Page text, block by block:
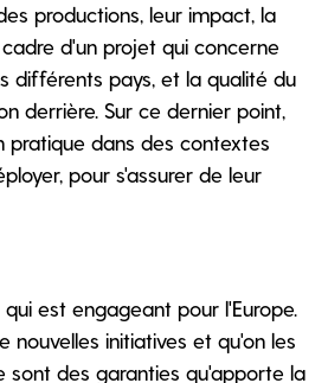
productions, leur impact, la
d'un projet qui concerne
différents pays, et la qualité du
derrière. Sur ce dernier point,
pratique dans des contextes
pour s'assurer de leur
est engageant pour l'Europe.
nouvelles initiatives et qu'on les
sont des garanties qu'apporte la